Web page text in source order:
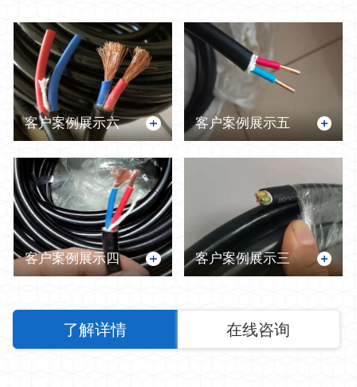
客户案例展示六 客户案例展示五
客户案例展示四 客户案例展示三
了解详情 在线咨询